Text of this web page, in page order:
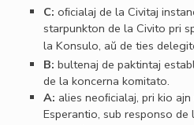
C: oﬁcialaj de la Civitaj
starpunkton de la Civito pri
la Konsulo, aŭ de ties
B: bultenaj de paktintaj
de la koncerna komitato.
A: alies neoﬁcialaj, pri kio
Esperantio, sub responso de